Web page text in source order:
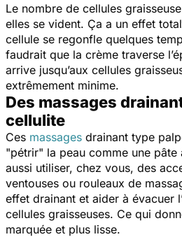
Le nombre de cellules
elles se vident. Ça a un effet
cellule se regonfle quelques
faudrait que la crème traverse
arrive jusqu’aux cellules
extrêmement minime.
Des massages
cellulite
Ces massages drainant type
"pétrir" la peau comme une
aussi utiliser, chez vous, des
ventouses ou rouleaux de
effet drainant et aider à évacuer
cellules graisseuses. Ce qui
marquée et plus lisse.